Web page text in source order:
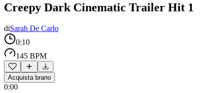
Creepy Dark Cinematic Trailer Hit 1
diSarah De Carlo
0:10
145 BPM
Acquista brano
0:00